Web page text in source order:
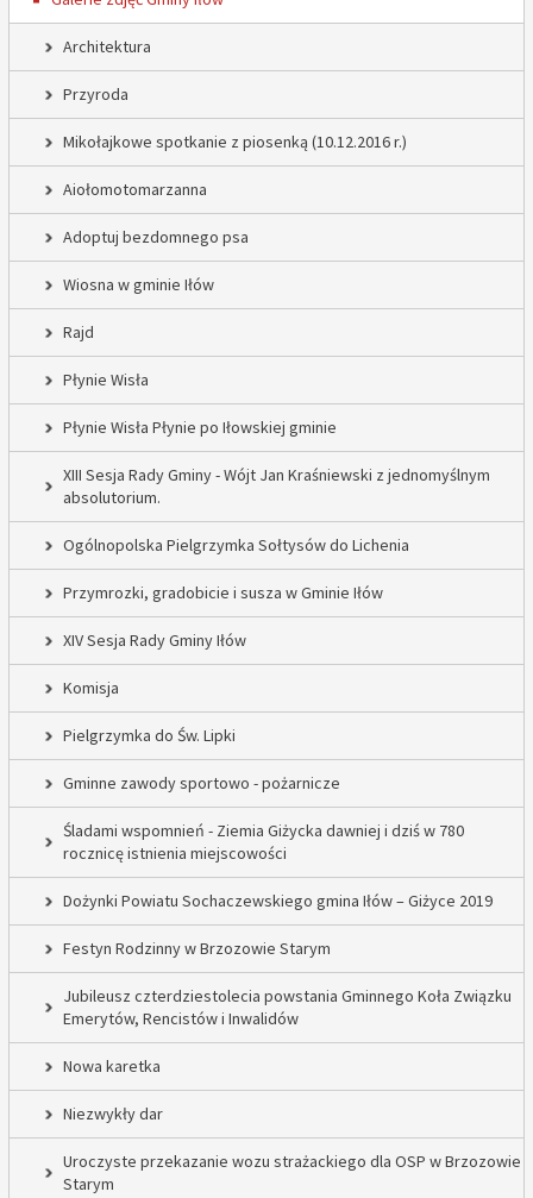
Architektura
Przyroda
Mikołajkowe spotkanie z piosenką (10.12.2016 r.)
Aiołomotomarzanna
Adoptuj bezdomnego psa
Wiosna w gminie Iłów
Rajd
Płynie Wisła
Płynie Wisła Płynie po Iłowskiej gminie
XIII Sesja Rady Gminy - Wójt Jan Kraśniewski z jednomyślnym
absolutorium.
Ogólnopolska Pielgrzymka Sołtysów do Lichenia
Przymrozki, gradobicie i susza w Gminie Iłów
XIV Sesja Rady Gminy Iłów
Komisja
Pielgrzymka do Św. Lipki
Gminne zawody sportowo - pożarnicze
Śladami wspomnień - Ziemia Giżycka dawniej i dziś w 780
rocznicę istnienia miejscowości
Dożynki Powiatu Sochaczewskiego gmina Iłów – Giżyce 2019
Festyn Rodzinny w Brzozowie Starym
Jubileusz czterdziestolecia powstania Gminnego Koła Związku
Emerytów, Rencistów i Inwalidów
Nowa karetka
Niezwykły dar
Uroczyste przekazanie wozu strażackiego dla OSP w Brzozowie
Starym